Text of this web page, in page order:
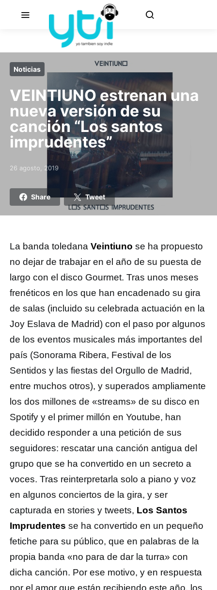
Noticias
VEINTIUNO estrenan una
nueva versión de su
canción “Los santos
imprudentes”
Posted on
26 agosto, 2019
Share Tweet
La banda toledana Veintiuno se ha propuesto
no dejar de trabajar en el año de su puesta de
largo con el disco Gourmet. Tras unos meses
frenéticos en los que han encadenado su gira
de salas (incluido su celebrada actuación en la
Joy Eslava de Madrid) con el paso por algunos
de los eventos musicales más importantes del
país (Sonorama Ribera, Festival de los
Sentidos y las fiestas del Orgullo de Madrid,
entre muchos otros), y superados ampliamente
los dos millones de «streams» de su disco en
Spotify y el primer millón en Youtube, han
decidido responder a una petición de sus
seguidores: rescatar una canción antigua del
grupo que se ha convertido en un secreto a
voces. Tras reinterpretarla solo a piano y voz
en algunos conciertos de la gira, y ser
capturada en stories y tweets, Los Santos
Imprudentes se ha convertido en un pequeño
fetiche para su público, que en palabras de la
propia banda «no para de dar la turra» con
dicha canción. Por ese motivo, y en respuesta
por el amor que están recibiendo este año, los